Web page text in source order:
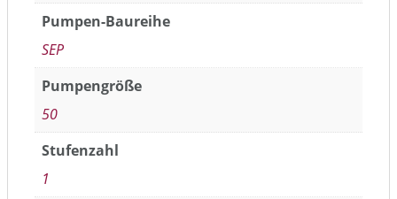
Pumpen-Baureihe
SEP
Pumpengröße
50
Stufenzahl
1